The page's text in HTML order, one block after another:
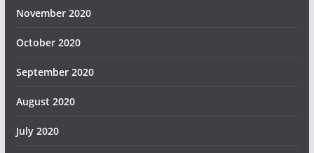
November 2020
October 2020
September 2020
August 2020
July 2020